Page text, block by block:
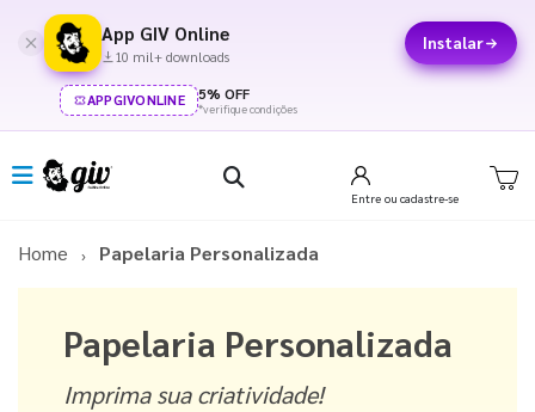
App GIV Online
10 mil+ downloads
Instalar
APPGIVONLINE 5% OFF
*verifique condições
Entre ou cadastre-se
Home Papelaria Personalizada
Papelaria Personalizada
Imprima sua criatividade!